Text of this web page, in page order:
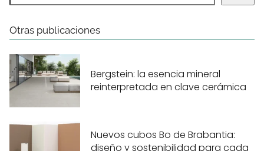
Otras publicaciones
Bergstein: la esencia mineral
reinterpretada en clave cerámica
Nuevos cubos Bo de Brabantia:
diseño y sostenibilidad para cada